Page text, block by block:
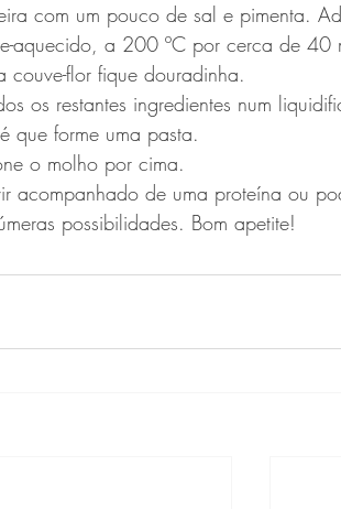
com um pouco de sal e pimenta.
aquecido, a 200 ºC por cerca de 40
flor fique douradinha.
os restantes ingredientes num
que forme uma pasta.
o molho por cima.
acompanhado de uma proteína ou
possibilidades. Bom apetite!